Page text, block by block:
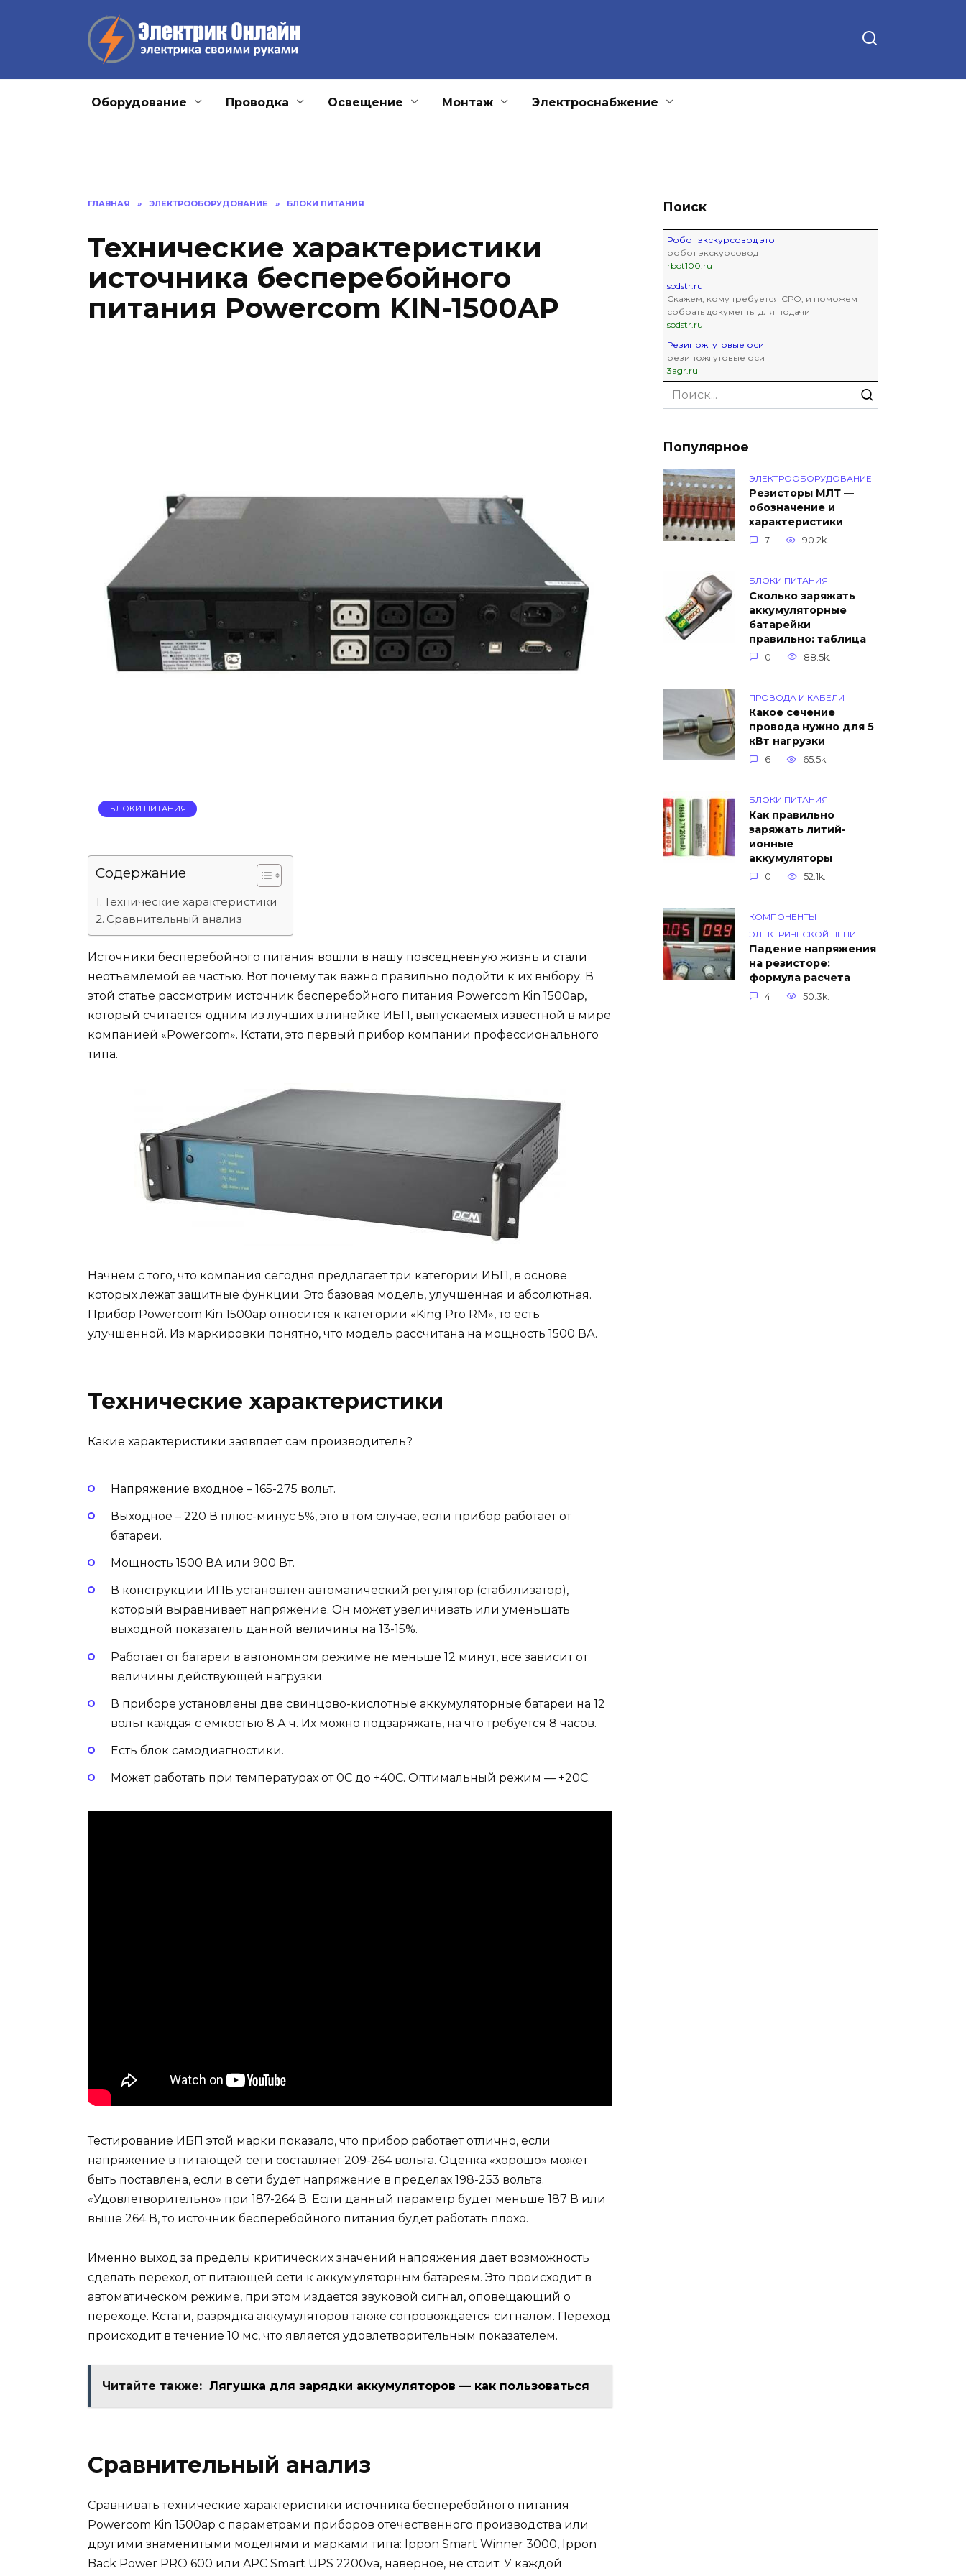
Оборудование Проводка Освещение Монтаж Электроснабжение
ГЛАВНАЯ » ЭЛЕКТРООБОРУДОВАНИЕ » БЛОКИ ПИТАНИЯ
Технические характеристики
источника бесперебойного
питания Powercom KIN-1500AP
БЛОКИ ПИТАНИЯ
Содержание
Технические характеристики
Сравнительный анализ
Источники бесперебойного питания вошли в нашу повседневную жизнь и стали
неотъемлемой ее частью. Вот почему так важно правильно подойти к их выбору. В
этой статье рассмотрим источник бесперебойного питания Powercom Kin 1500ap,
который считается одним из лучших в линейке ИБП, выпускаемых известной в мире
компанией «Powercom». Кстати, это первый прибор компании профессионального
типа.
Начнем с того, что компания сегодня предлагает три категории ИБП, в основе
которых лежат защитные функции. Это базовая модель, улучшенная и абсолютная.
Прибор Powercom Kin 1500ap относится к категории «King Pro RM», то есть
улучшенной. Из маркировки понятно, что модель рассчитана на мощность 1500 ВА.
Технические характеристики
Какие характеристики заявляет сам производитель?
Напряжение входное – 165-275 вольт.
Выходное – 220 В плюс-минус 5%, это в том случае, если прибор работает от
батареи.
Мощность 1500 ВА или 900 Вт.
В конструкции ИПБ установлен автоматический регулятор (стабилизатор),
который выравнивает напряжение. Он может увеличивать или уменьшать
выходной показатель данной величины на 13-15%.
Работает от батареи в автономном режиме не меньше 12 минут, все зависит от
величины действующей нагрузки.
В приборе установлены две свинцово-кислотные аккумуляторные батареи на 12
вольт каждая с емкостью 8 А ч. Их можно подзаряжать, на что требуется 8 часов.
Есть блок самодиагностики.
Может работать при температурах от 0С до +40С. Оптимальный режим — +20С.
Тестирование ИБП этой марки показало, что прибор работает отлично, если
напряжение в питающей сети составляет 209-264 вольта. Оценка «хорошо» может
быть поставлена, если в сети будет напряжение в пределах 198-253 вольта.
«Удовлетворительно» при 187-264 В. Если данный параметр будет меньше 187 В или
выше 264 В, то источник бесперебойного питания будет работать плохо.
Именно выход за пределы критических значений напряжения дает возможность
сделать переход от питающей сети к аккумуляторным батареям. Это происходит в
автоматическом режиме, при этом издается звуковой сигнал, оповещающий о
переходе. Кстати, разрядка аккумуляторов также сопровождается сигналом. Переход
происходит в течение 10 мс, что является удовлетворительным показателем.
Читайте также: Лягушка для зарядки аккумуляторов — как пользоваться
Сравнительный анализ
Сравнивать технические характеристики источника бесперебойного питания
Powercom Kin 1500ap с параметрами приборов отечественного производства или
другими знаменитыми моделями и марками типа: Ippon Smart Winner 3000, Ippon
Back Power PRO 600 или APC Smart UPS 2200va, наверное, не стоит. У каждой
Поиск
Робот экскурсовод это
робот экскурсовод
rbot100.ru
sodstr.ru
Скажем, кому требуется СРО, и поможем
собрать документы для подачи
sodstr.ru
Резиножгутовые оси
резиножгутовые оси
3agr.ru
Search
for:
Популярное
ЭЛЕКТРООБОРУДОВАНИЕ
Резисторы МЛТ —
обозначение и
характеристики
7 90.2k.
БЛОКИ ПИТАНИЯ
Сколько заряжать
аккумуляторные
батарейки
правильно: таблица
0 88.5k.
ПРОВОДА И КАБЕЛИ
Какое сечение
провода нужно для 5
кВт нагрузки
6 65.5k.
БЛОКИ ПИТАНИЯ
Как правильно
заряжать литий-
ионные
аккумуляторы
0 52.1k.
КОМПОНЕНТЫ
ЭЛЕКТРИЧЕСКОЙ ЦЕПИ
Падение напряжения
на резисторе:
формула расчета
4 50.3k.